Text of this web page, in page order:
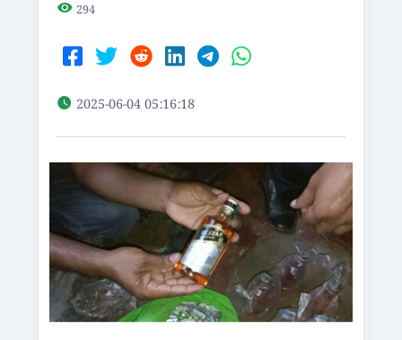
294
2025-06-04 05:16:18